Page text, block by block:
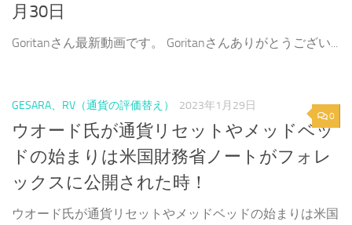
月30日
Goritanさん最新動画です。 Goritanさんありがとうござい...
0
GESARA、RV（通貨の評価替え） 2023年1月29日
ウオード氏が通貨リセットやメッドベッ
ドの始まりは米国財務省ノートがフォレ
ックスに公開された時！
ウオード氏が通貨リセットやメッドベッドの始まりは米国